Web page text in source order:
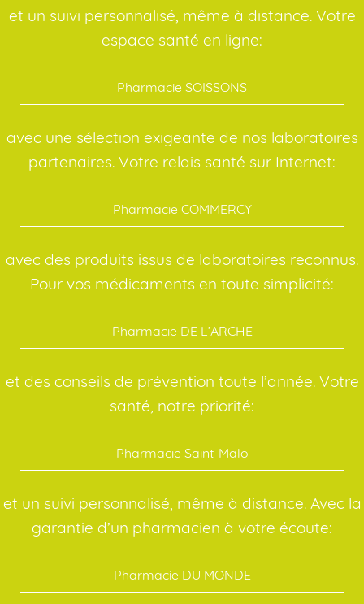
et un suivi personnalisé, même à distance. Votre
espace santé en ligne:
Pharmacie SOISSONS
avec une sélection exigeante de nos laboratoires
partenaires. Votre relais santé sur Internet:
Pharmacie COMMERCY
avec des produits issus de laboratoires reconnus.
Pour vos médicaments en toute simplicité:
Pharmacie DE L’ARCHE
et des conseils de prévention toute l’année. Votre
santé, notre priorité:
Pharmacie Saint-Malo
et un suivi personnalisé, même à distance. Avec la
garantie d’un pharmacien à votre écoute:
Pharmacie DU MONDE